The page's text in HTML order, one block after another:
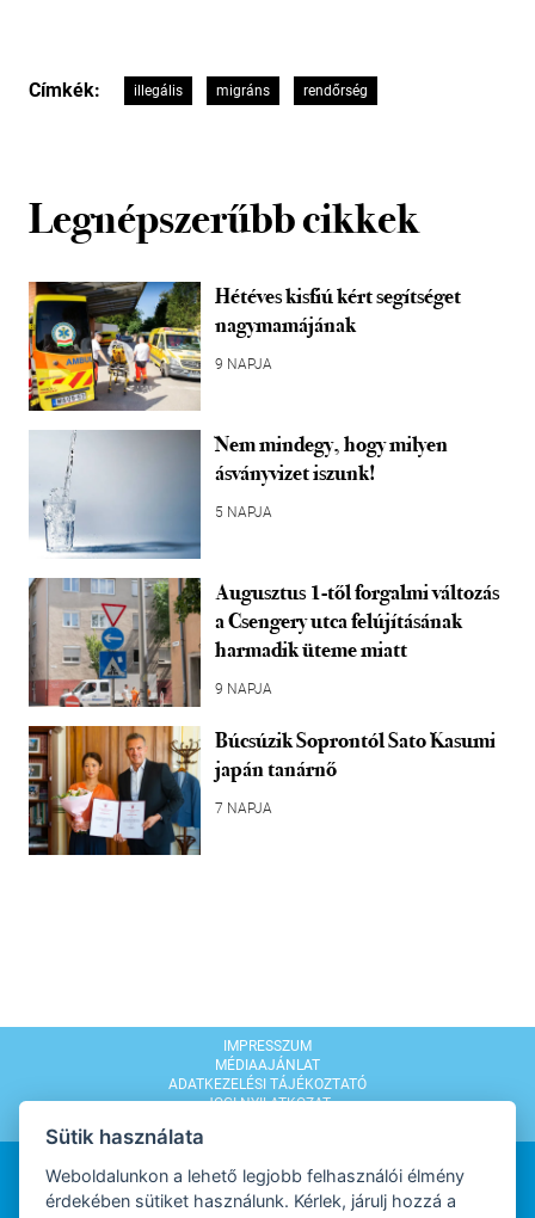
Címkék: illegális migráns rendőrség
Legnépszerűbb cikkek
Hétéves kisfiú kért segítséget
nagymamájának
9 NAPJA
Nem mindegy, hogy milyen
ásványvizet iszunk!
5 NAPJA
Augusztus 1-től forgalmi változás
a Csengery utca felújításának
harmadik üteme miatt
9 NAPJA
Búcsúzik Soprontól Sato Kasumi
japán tanárnő
7 NAPJA
IMPRESSZUM
MÉDIAAJÁNLAT
ADATKEZELÉSI TÁJÉKOZTATÓ
JOGI NYILATKOZAT
Sütik használata
Weboldalunkon a lehető legjobb felhasználói élmény
érdekében sütiket használunk. Kérlek, járulj hozzá a